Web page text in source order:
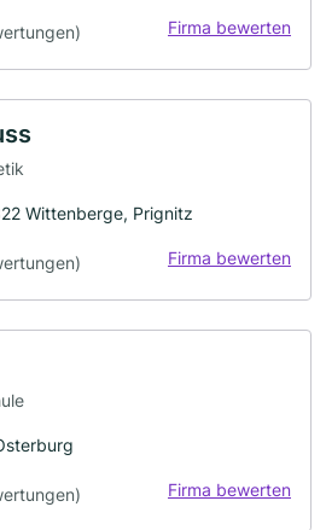
Firma bewerten
Wittenberge, Prignitz
Firma bewerten
Firma bewerten